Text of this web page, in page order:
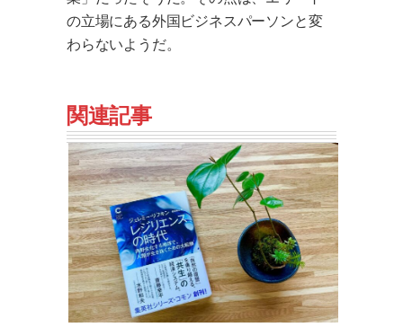
の立場にある外国ビジネスパーソンと変
わらないようだ。
関連記事